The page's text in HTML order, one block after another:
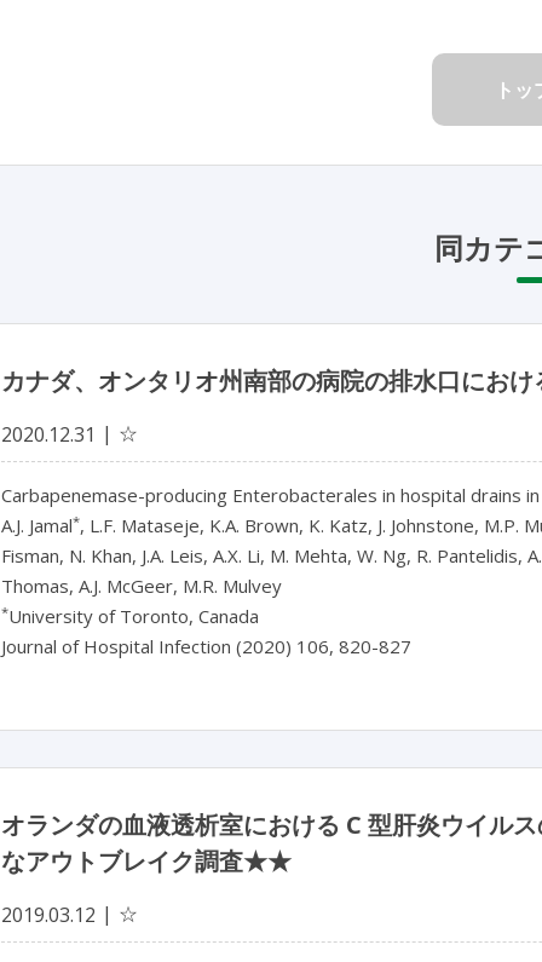
ト
同カテ
カナダ、オンタリオ州南部の病院の排水口にお
2020.12.31 ☆
Carbapenemase-producing Enterobacterales in hospital drains
A.J. Jamal*, L.F. Mataseje, K.A. Brown, K. Katz, J. Johnstone, M.P.
Fisman, N. Khan, J.A. Leis, A.X. Li, M. Mehta, W. Ng, R. Pantelidis,
Thomas, A.J. McGeer, M.R. Mulvey
*University of Toronto, Canada
Journal of Hospital Infection (2020) 106, 820-827
オランダの血液透析室における C 型肝炎ウイル
なアウトブレイク調査★★
2019.03.12 ☆